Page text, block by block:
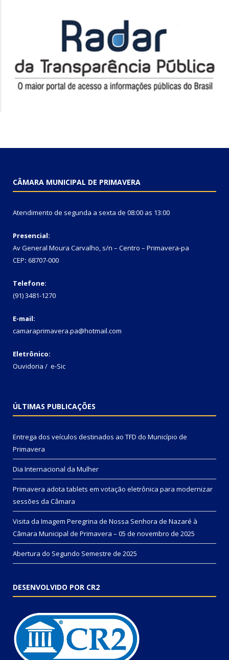
CÂMARA MUNICIPAL DE PRIMAVERA
Atendimento de segunda a sexta de 08:00 as 13:00
Presencial:
Av General Moura Carvalho, s/n – Centro – Primavera-pa
CEP: 68707-000
Telefone:
(91) 3481-1270
E-mail:
camaraprimavera.pa@hotmail.com
Eletrônico:
Ouvidoria / e-Sic
ÚLTIMAS PUBLICAÇÕES
Entrega dos veículos destinados ao TFD do Município de
Primavera
Dia Internacional da Mulher
Primavera adota tablets em votação eletrônica para modernizar
sessões da Câmara
Visita da Imagem Peregrina de Nossa Senhora de Nazaré à
Câmara Municipal de Primavera – 05 de novembro de 2025
Abertura do Segundo Semestre de 2025
DESENVOLVIDO POR CR2